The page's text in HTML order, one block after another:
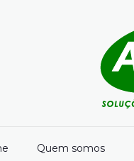
Quem somos